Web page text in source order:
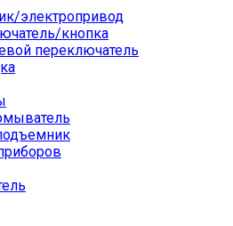
электропривод
кнопка
переключатель